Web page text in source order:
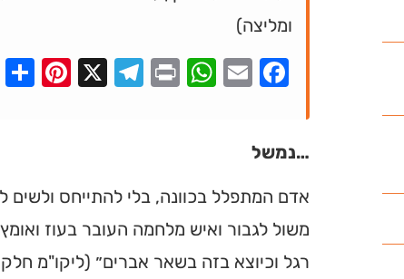
ומליצה)
Facebook
Email
WhatsApp
Print
Telegram
X
…נמשל
אדם המתפלל בכוונה, בלי להתייחס
משול לגבור ואיש מלחמה העובר בעוז
רגל וכיוצא בזה בשאר אברים״ (ליקו"מ